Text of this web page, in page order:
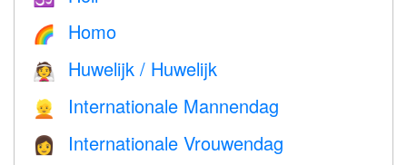
🌈 Homo
👰 Huwelijk / Huwelijk
👱 Internationale Mannendag
👩 Internationale Vrouwendag